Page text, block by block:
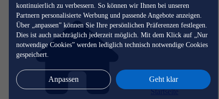
kontinuierlich zu verbessern. So können wir Ihnen bei unseren
Partnern personalisierte Werbung und passende Angebote anzeigen.
Über „anpassen” können Sie Ihre persönlichen Präferenzen festlegen.
Dies ist auch nachträglich jederzeit möglich. Mit dem Klick auf „Nur
notwendige Cookies” werden lediglich technisch notwendige Cookies
gespeichert.
Anpassen Geht klar
Startseite